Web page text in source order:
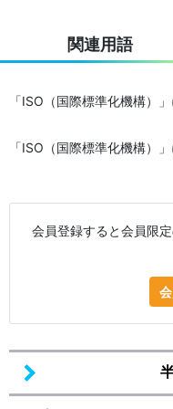
関連用語
「ISO（国際標準化機構）
「ISO（国際標準化機構）
会員登録すると会員限